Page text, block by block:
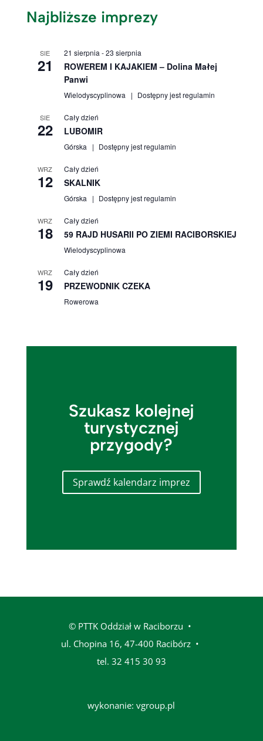
Najbliższe imprezy
SIE
21
21 sierpnia -23 sierpnia
ROWEREM I KAJAKIEM – Dolina Małej
Panwi
Wielodyscyplinowa Dostępny jest regulamin
SIE
22
Cały dzień
LUBOMIR
Górska Dostępny jest regulamin
WRZ
12
Cały dzień
SKALNIK
Górska Dostępny jest regulamin
WRZ
18
Cały dzień
59 RAJD HUSARII PO ZIEMI RACIBORSKIEJ
Wielodyscyplinowa
WRZ
19
Cały dzień
PRZEWODNIK CZEKA
Rowerowa
Szukasz kolejnej
turystycznej
przygody?
Sprawdź kalendarz imprez
© PTTK Oddział w Raciborzu •
ul. Chopina 16, 47-400 Racibórz •
tel. 32 415 30 93
wykonanie:vgroup.pl